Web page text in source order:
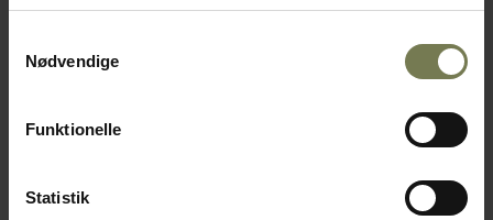
Nødvendige
Funktionelle
Statistik